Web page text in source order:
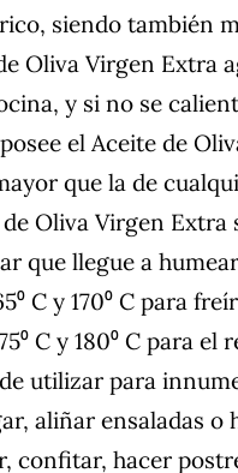
siendo también
Oliva Virgen Extra
y si no se
el Aceite de
que la de
Oliva Virgen Extra
que llegue a
C y 170⁰ C para
C y 180⁰ C para
utilizar para
aliñar ensaladas
confitar, hacer